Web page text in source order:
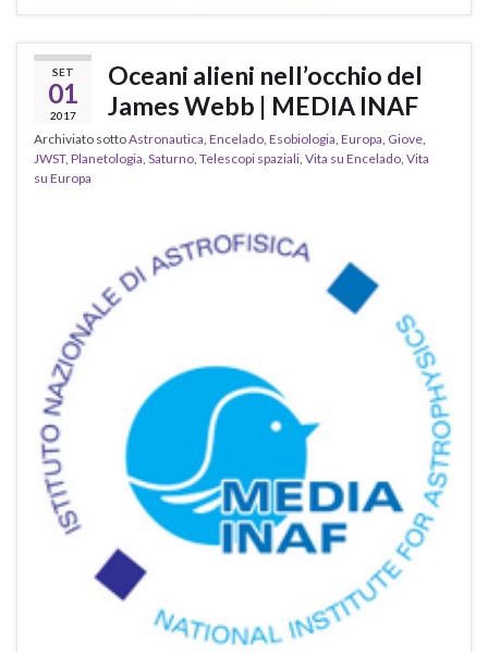
SET
01
2017
Oceani alieni nell’occhio del
James Webb | MEDIA INAF
Archiviato sottoAstronautica, Encelado, Esobiologia, Europa, Giove,
JWST, Planetologia, Saturno, Telescopi spaziali, Vita su Encelado, Vita
su Europa